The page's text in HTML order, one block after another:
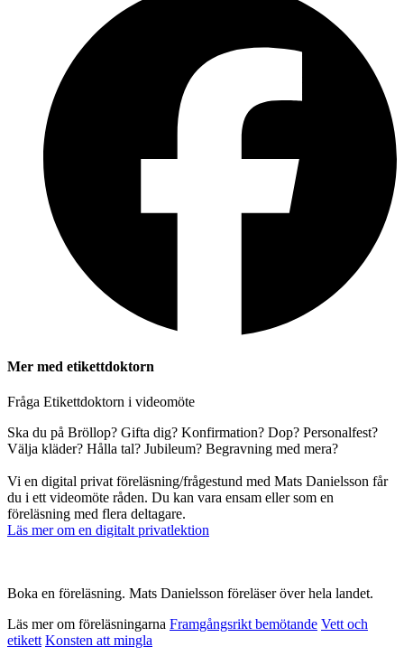
Mer med etikettdoktorn
Fråga Etikettdoktorn i videomöte
Ska du på Bröllop? Gifta dig? Konfirmation? Dop? Personalfest?
Välja kläder? Hålla tal? Jubileum? Begravning med mera?
Vi en digital privat föreläsning/frågestund med Mats Danielsson får
du i ett videomöte råden. Du kan vara ensam eller som en
föreläsning med flera deltagare.
Läs mer om en digitalt privatlektion
Boka en föreläsning. Mats Danielsson föreläser över hela landet.
Läs mer om föreläsningarna Framgångsrikt bemötande Vett och
etikett Konsten att mingla